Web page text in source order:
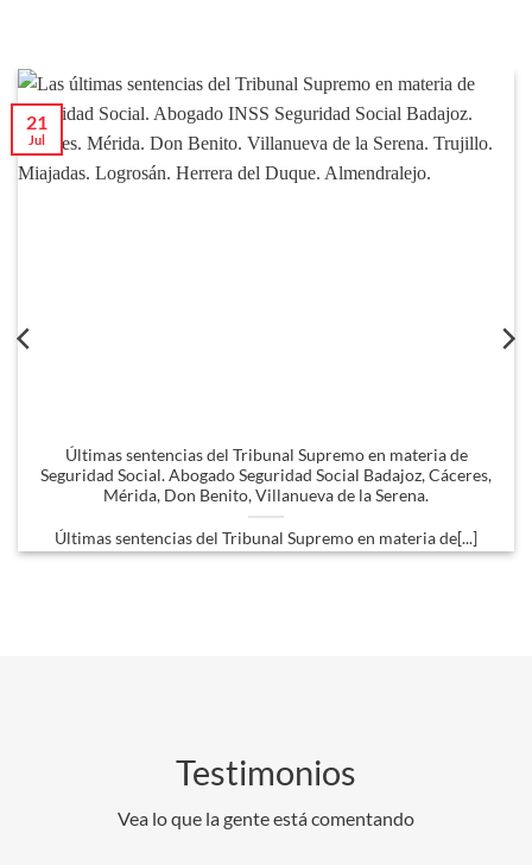
Últimas sentencias del Tribunal Supremo en materia de
Seguridad Social. Abogado Seguridad Social Badajoz, Cáceres,
Mérida, Don Benito, Villanueva de la Serena.
Últimas sentencias del Tribunal Supremo en materia de[...]
21
Jul
Testimonios
Vea lo que la gente está comentando